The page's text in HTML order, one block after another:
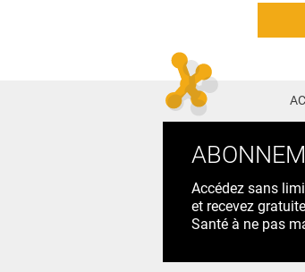
Accédez sans
et recevez
Santé à ne pas